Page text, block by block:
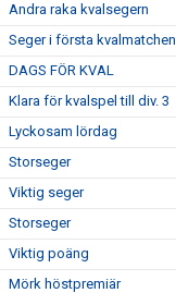
Andra raka kvalsegern
Seger i första kvalmatchen
DAGS FÖR KVAL
Klara för kvalspel till div. 3
Lyckosam lördag
Storseger
Viktig seger
Storseger
Viktig poäng
Mörk höstpremiär